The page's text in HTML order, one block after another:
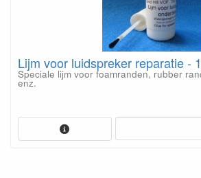
Lijm voor luidspreker reparatie -
Speciale lijm voor foamranden, rubber
enz.